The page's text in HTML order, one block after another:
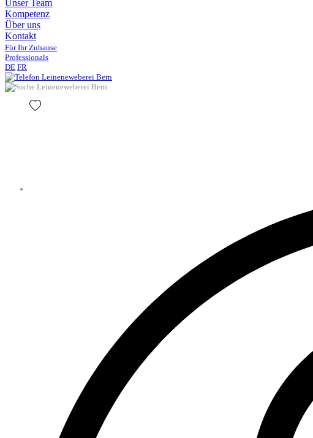
Unser Team
Kompetenz
Über uns
Kontakt
Für Ihr Zuhause
Professionals
DE FR